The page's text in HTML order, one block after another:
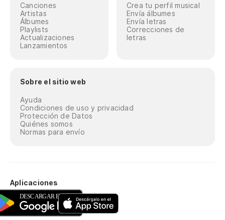
Canciones
Artistas
Álbumes
Playlists
Actualizaciones
Lanzamientos
Crea tu perfil musical
Envía álbumes
Envía letras
Correcciones de
letras
Sobre el sitio web
Ayuda
Condiciones de uso y privacidad
Protección de Datos
Quiénes somos
Normas para envío
Aplicaciones